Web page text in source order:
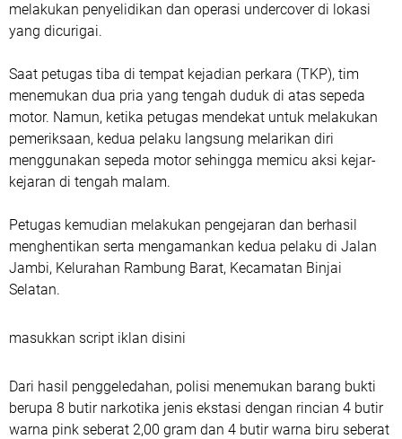
melakukan penyelidikan dan operasi undercover di lokasi
yang dicurigai.
Saat petugas tiba di tempat kejadian perkara (TKP), tim
menemukan dua pria yang tengah duduk di atas sepeda
motor. Namun, ketika petugas mendekat untuk melakukan
pemeriksaan, kedua pelaku langsung melarikan diri
menggunakan sepeda motor sehingga memicu aksi kejar-
kejaran di tengah malam.
Petugas kemudian melakukan pengejaran dan berhasil
menghentikan serta mengamankan kedua pelaku di Jalan
Jambi, Kelurahan Rambung Barat, Kecamatan Binjai
Selatan.
masukkan script iklan disini
Dari hasil penggeledahan, polisi menemukan barang bukti
berupa 8 butir narkotika jenis ekstasi dengan rincian 4 butir
warna pink seberat 2,00 gram dan 4 butir warna biru seberat